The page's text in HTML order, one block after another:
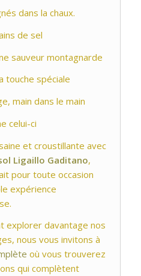
dans la chaux.
de sel
sauveur montagnarde
touche spéciale
main dans le main
celui-ci
et croustillante avec
Ligaillo Gaditano,
pour toute occasion
expérience
explorer davantage nos
nous vous invitons à
où vous trouverez
qui complètent